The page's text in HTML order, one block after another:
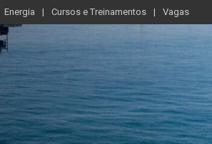
Energia Cursos e Treinamentos Vagas